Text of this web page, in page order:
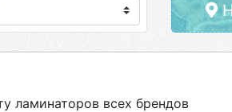
ламинаторов всех брендов